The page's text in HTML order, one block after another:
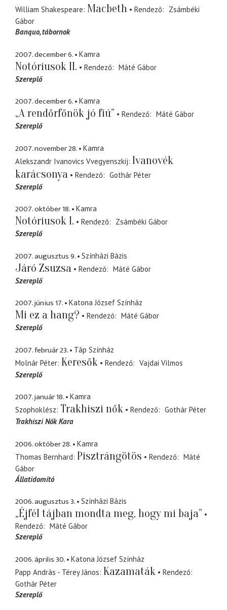
William Shakespeare Macbeth Rendező
Zsámbéki
Gábor
Banquo tábornok
2007. december 6. Kamra
Notóriusok II. Rendező
Máté Gábor
Szereplő
2007. december 6. Kamra
„A rendőrfőnök jó fiú” Rendező
Máté Gábor
Szereplő
2007. november 28.
Kamra
Alekszandr Ivanovics Vvegyenszkij Ivanovék
karácsonya
Rendező
Gothár Péter
Szereplő
2007. október 18. Kamra
Notóriusok I. Rendező
Zsámbéki Gábor
Szereplő
2007. augusztus 9. Színházi Bázis
Járó Zsuzsa Rendező
Máté Gábor
Szereplő
2007. június 17. Katona József Színház
Mi ez a hang? Rendező
Máté Gábor
Szereplő
2007. február 23.
Táp Színház
Molnár Péter Keresők Rendező
Vajdai Vilmos
Szereplő
2007. január 18.
Kamra
Szophoklész Trakhiszi nők Rendező
Gothár Péter
Trakhiszi Nők Kara
2006. október 28.
Kamra
Thomas Bernhard Pisztrángötös Rendező
Máté
Gábor
Állatidomító
2006. augusztus 3. Színházi Bázis
„Éjfél tájban mondta meg, hogy mi baja”
Rendező
Máté Gábor
Szereplő
2006. április 30.
Katona József Színház
Papp András - Térey János Kazamaták
Rendező
Gothár Péter
Szereplő